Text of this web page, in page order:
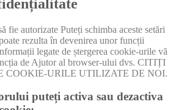
fie autorizate Puteți schimba aceste setări
rezulta în devenirea unor funcții
legate de ștergerea cookie-urile vă
de Ajutor al browser-ului dvs. CITIȚI
COOKIE-URILE UTILIZATE DE NOI.
puteți activa sau dezactiva